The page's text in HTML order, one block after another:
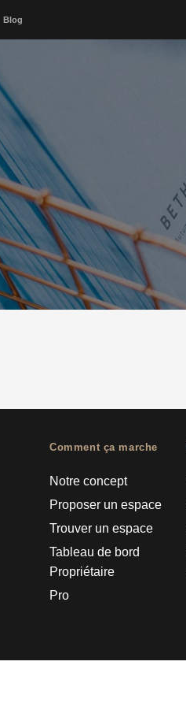
Blog
Comment ça marche
Notre concept
Proposer un espace
Trouver un espace
Tableau de bord
Propriétaire
Pro